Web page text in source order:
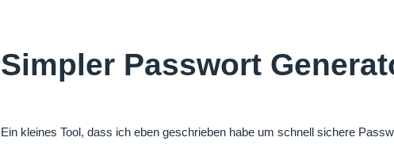
Simpler Passwort
Ein kleines Tool, dass ich eben geschrieben habe um schnell sichere